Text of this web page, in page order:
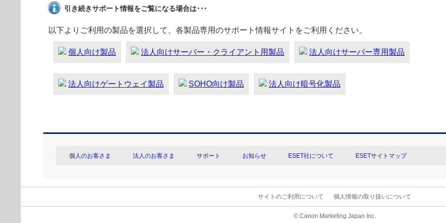
引き続きサポート情報をご覧になる場合は･･･
以下よりご利用の製品を選択して、各製品専用のサポート情報サイトをご利用ください。
個人向け製品 法人向けサーバー・クライアント用製品 法人向けサーバー専用製品
法人向けゲートウェイ製品 SOHO向け製品 法人向け暗号化製品
個人のお客さま 法人のお客さま サポート お知らせ ESET社について ESETサイトマップ
サイトのご利用について 個人情報の取り扱いについて
© Canon Marketing Japan Inc.